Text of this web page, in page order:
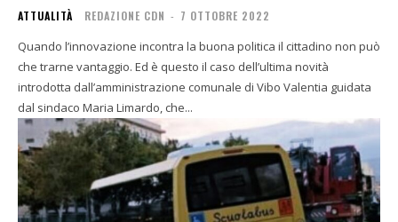
ATTUALITÀ REDAZIONE CDN - 7 OTTOBRE 2022
Quando l’innovazione incontra la buona politica il cittadino non può
che trarne vantaggio. Ed è questo il caso dell’ultima novità
introdotta dall’amministrazione comunale di Vibo Valentia guidata
dal sindaco Maria Limardo, che...